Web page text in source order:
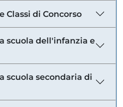
Classi di Concorso
scuola dell'infanzia e
scuola secondaria di